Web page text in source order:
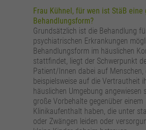
Frau Kühnel, für wen ist StäB eine
Behandlungsform?
Grundsätzlich ist die Behandlung
psychiatrischen Erkrankungen
Behandlungsform im häuslichen
stattfindet, liegt der Schwerpunkt
Patient/Innen dabei auf Menschen,
beispielsweise auf die Vertrautheit
häuslichen Umgebung angewiesen
große Vorbehalte gegenüber einem
Klinikaufenthalt haben, die unter
oder Zwängen leiden oder